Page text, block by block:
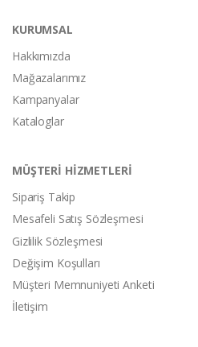
KURUMSAL
Hakkımızda
Mağazalarımız
Kampanyalar
Kataloglar
MÜŞTERİ HİZMETLERİ
Sipariş Takip
Mesafeli Satış Sözleşmesi
Gizlilik Sözleşmesi
Değişim Koşulları
Müşteri Memnuniyeti Anketi
İletişim